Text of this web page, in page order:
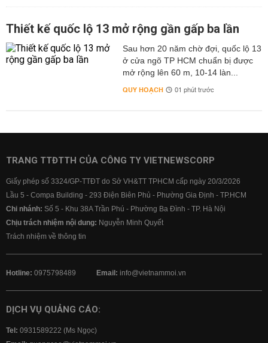
Thiết kế quốc lộ 13 mở rộng gần gấp ba lần
Sau hơn 20 năm chờ đợi, quốc lộ 13
ở cửa ngõ TP HCM chuẩn bị được
mở rộng lên 60 m, 10-14 làn...
QUY HOẠCH 01 phút trước
TRANG TTĐTTH CỦA CÔNG TY VIETNEWSCORP
Giấy phép số 3324/GP-TTĐT do Sở VH&TT TPHCM cấp ngày 20/3/2026
Lầu 5 - Compa Building - 293 Điện Biên Phủ - Phường Gia Định - TP.HCM
Chi nhánh: Số 5 - Khu 38A Trần Phú - Phường Ba Đình - TP. Hà Nội
Chịu trách nhiệm nội dung: Nguyễn Minh Quyết
Trách nhiệm về thông tin
Hotline: 0975798489 Email: info@vietnammoi.vn
DỊCH VỤ QUẢNG CÁO:
Tel: 0931589222 (Ms Ngọc)